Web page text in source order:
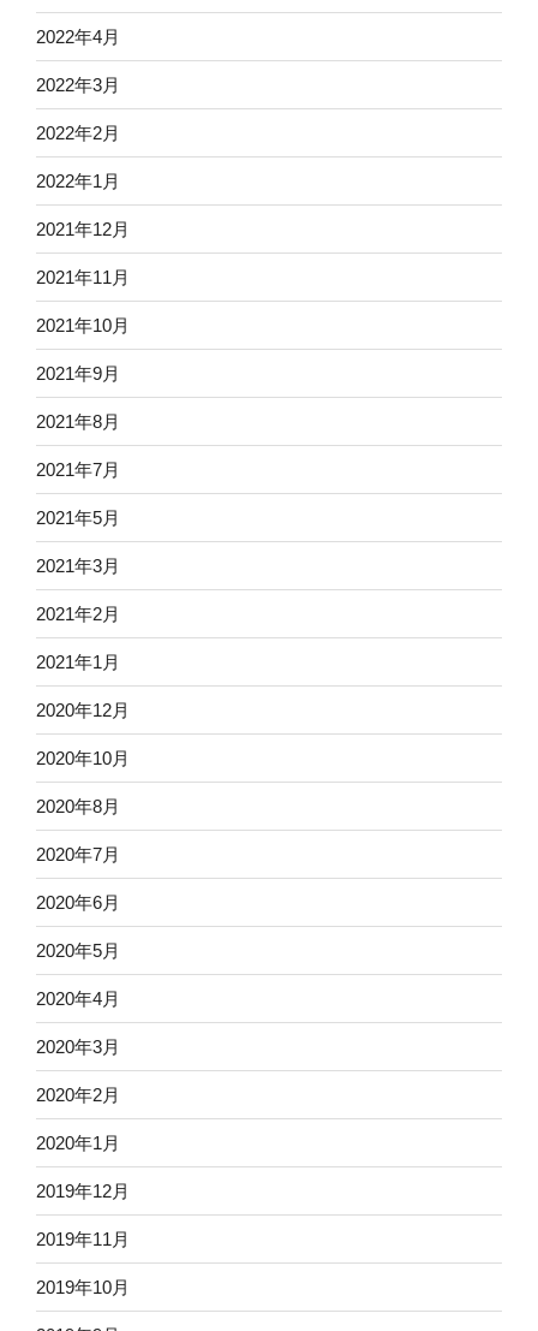
2022年4月
2022年3月
2022年2月
2022年1月
2021年12月
2021年11月
2021年10月
2021年9月
2021年8月
2021年7月
2021年5月
2021年3月
2021年2月
2021年1月
2020年12月
2020年10月
2020年8月
2020年7月
2020年6月
2020年5月
2020年4月
2020年3月
2020年2月
2020年1月
2019年12月
2019年11月
2019年10月